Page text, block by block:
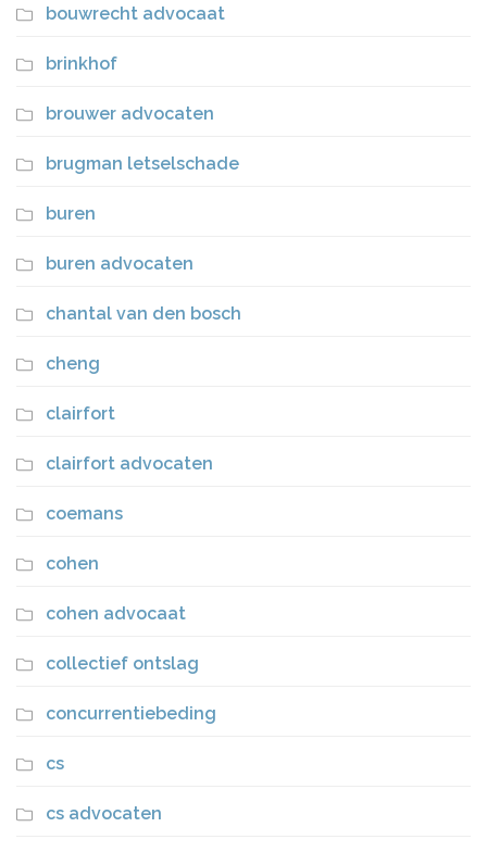
bouwrecht advocaat
brinkhof
brouwer advocaten
brugman letselschade
buren
buren advocaten
chantal van den bosch
cheng
clairfort
clairfort advocaten
coemans
cohen
cohen advocaat
collectief ontslag
concurrentiebeding
cs
cs advocaten